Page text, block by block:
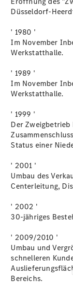
Düsseldorf-
' 1980 '
Im November
Werkstatthalle.
' 1989 '
Im November
Werkstatthalle.
' 1999 '
Der
Status einer
' 2001 '
Umbau des
Centerleitung,
' 2002 '
30-jähriges
' 2009/2010 '
Umbau und
schnelleren
Bereichs.